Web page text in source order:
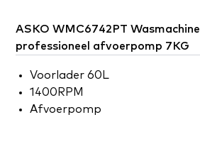
ASKO WMC6742PT Wasmachine
professioneel afvoerpomp 7KG
Voorlader 60L
1400RPM
Afvoerpomp